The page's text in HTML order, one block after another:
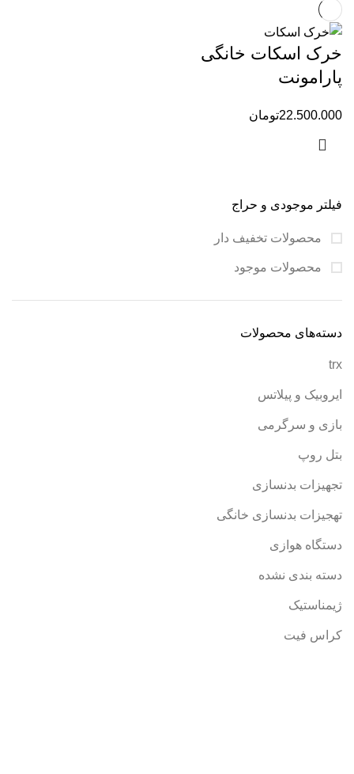
فیلتر موجودی و حراج
محصولات تخفیف دار
محصولات موجود
دسته‌های محصولات
trx
ایروبیک و پیلاتس
بازی و سرگرمی
بتل روپ
تجهیزات بدنسازی
تهجیزات بدنسازی خانگی
دستگاه هوازی
دسته بندی نشده
ژیمناستیک
کراس فیت
خرک اسکات خانگی
پارامونت
تومان22.500.000